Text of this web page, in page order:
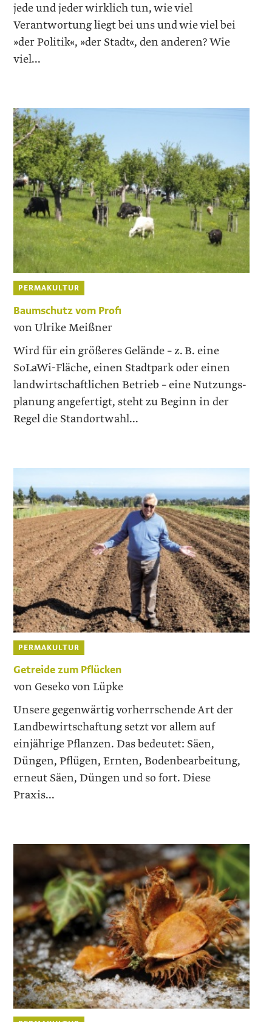
jede und jeder wirklich tun, wie viel
Verantwortung liegt bei uns und wie viel bei
»der Politik«, »der Stadt«, den anderen? Wie
viel...
PERMAKULTUR
Baumschutz vom Profi
von Ulrike Meißner
Wird für ein größeres Gelände – z. B. eine
SoLaWi-Fläche, einen Stadtpark oder einen
landwirtschaftlichen Betrieb – eine Nutzungs­
planung angefertigt, steht zu Beginn in der
Regel die Standortwahl...
PERMAKULTUR
Getreide zum Pflücken
von Geseko von Lüpke
Unsere gegenwärtig vorherrschende Art der
Landbewirtschaftung setzt vor allem auf
einjährige Pflanzen. Das bedeutet: Säen,
Düngen, Pflügen, Ernten, Bodenbearbeitung,
erneut Säen, Düngen und so fort. Diese
Praxis...